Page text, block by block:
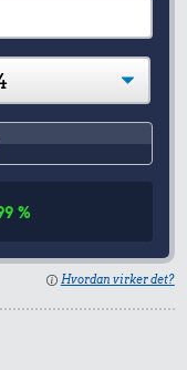
%
Hvordan virker det?